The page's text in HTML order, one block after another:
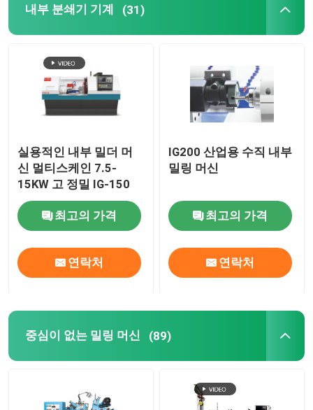
내부 분쇄기 기계 (31)
실용적인 내부 밀더 머
신 멀티스케인 7.5-
15KW 고 정밀 IG-150
최고의 가격
연락처
IG200 산업용 수직 내부
밀링 머신
최고의 가격
연락처
중심이 없는 밀링 머신 (89)